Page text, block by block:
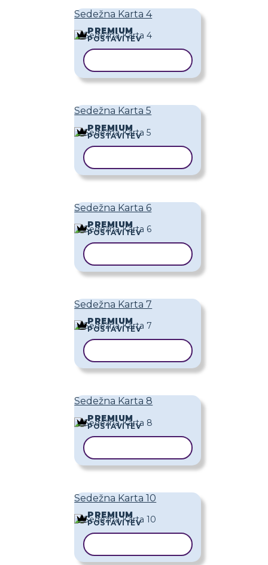
Sedežna Karta 4
PREMIUM
POSTAVITEV
Sedežna Karta 5
PREMIUM
POSTAVITEV
Sedežna Karta 6
PREMIUM
POSTAVITEV
Sedežna Karta 7
PREMIUM
POSTAVITEV
Sedežna Karta 8
PREMIUM
POSTAVITEV
Sedežna Karta 10
PREMIUM
POSTAVITEV